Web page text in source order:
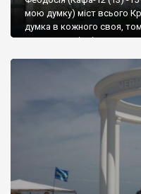
мою думку) міст всього
думка в кожного своя,
запрошую відвідати це